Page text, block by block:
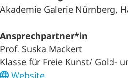
Akademie Galerie Nürnberg,
Ansprechpartner*in
Prof. Suska Mackert
Klasse für Freie Kunst/ Gold-
Website